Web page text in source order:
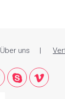
Über uns